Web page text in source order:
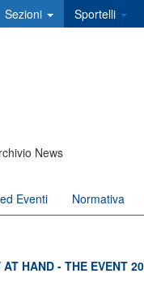
Sezioni Sportelli
News
Eventi Normativa
HAND - THE EVENT